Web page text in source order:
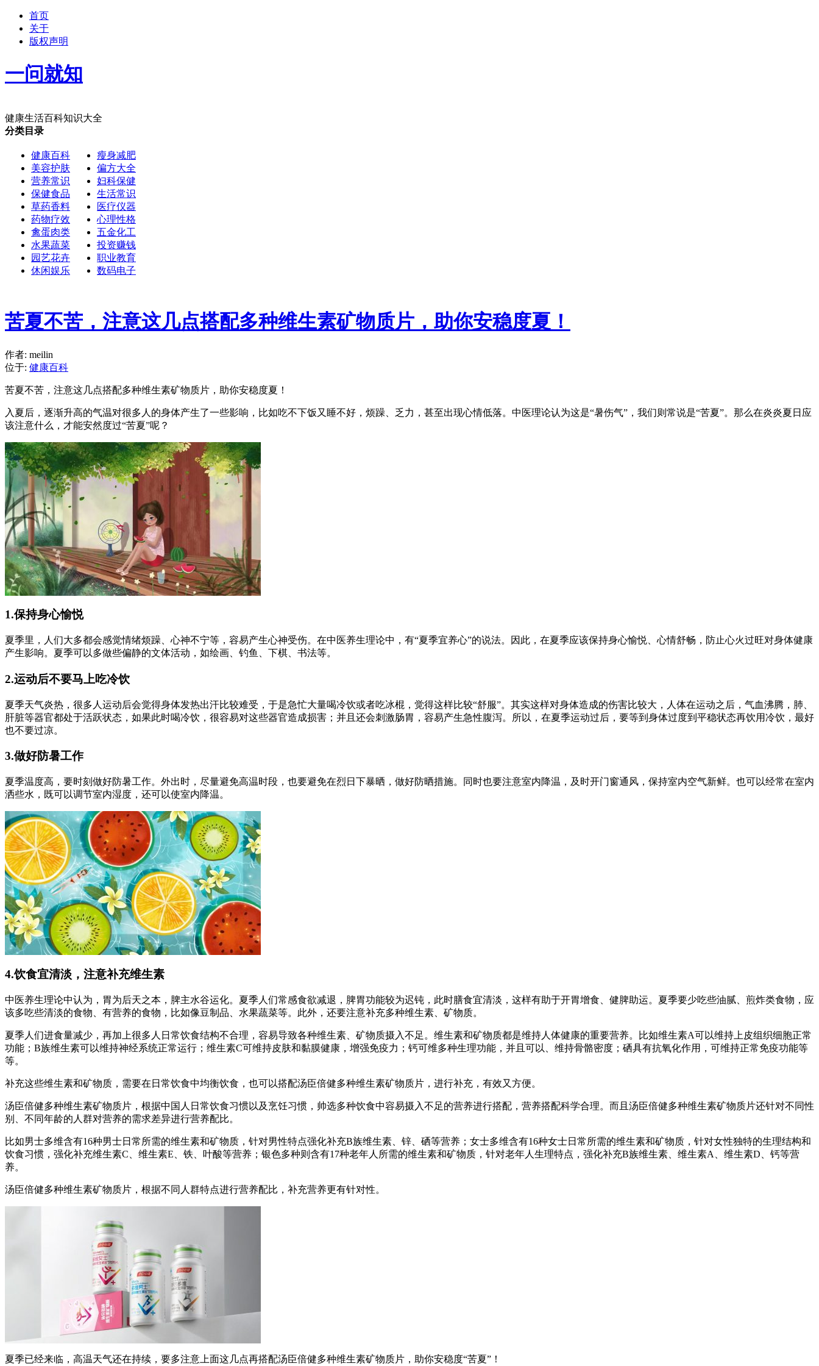
首页
关于
版权声明
一问就知
健康生活百科知识大全
分类目录
健康百科
美容护肤
营养常识
保健食品
草药香料
药物疗效
禽蛋肉类
水果蔬菜
园艺花卉
休闲娱乐
瘦身减肥
偏方大全
妇科保健
生活常识
医疗仪器
心理性格
五金化工
投资赚钱
职业教育
数码电子
苦夏不苦，注意这几点搭配多种维生素矿物质片，助你安稳度夏！
作者: meilin
位于: 健康百科
苦夏不苦，注意这几点搭配多种维生素矿物质片，助你安稳度夏！
入夏后，逐渐升高的气温对很多人的身体产生了一些影响，比如吃不下饭又睡不好，烦躁、乏力，甚至出现心情低落。中医理论认为这是“暑伤气”，我们则常说是“苦夏”。那么在炎炎夏日应
该注意什么，才能安然度过“苦夏”呢？
1.保持身心愉悦
夏季里，人们大多都会感觉情绪烦躁、心神不宁等，容易产生心神受伤。在中医养生理论中，有“夏季宜养心”的说法。因此，在夏季应该保持身心愉悦、心情舒畅，防止心火过旺对身体健康
产生影响。夏季可以多做些偏静的文体活动，如绘画、钓鱼、下棋、书法等。
2.运动后不要马上吃冷饮
夏季天气炎热，很多人运动后会觉得身体发热出汗比较难受，于是急忙大量喝冷饮或者吃冰棍，觉得这样比较“舒服”。其实这样对身体造成的伤害比较大，人体在运动之后，气血沸腾，肺、
肝脏等器官都处于活跃状态，如果此时喝冷饮，很容易对这些器官造成损害；并且还会刺激肠胃，容易产生急性腹泻。所以，在夏季运动过后，要等到身体过度到平稳状态再饮用冷饮，最好
也不要过凉。
3.做好防暑工作
夏季温度高，要时刻做好防暑工作。外出时，尽量避免高温时段，也要避免在烈日下暴晒，做好防晒措施。同时也要注意室内降温，及时开门窗通风，保持室内空气新鲜。也可以经常在室内
洒些水，既可以调节室内湿度，还可以使室内降温。
4.饮食宜清淡，注意补充维生素
中医养生理论中认为，胃为后天之本，脾主水谷运化。夏季人们常感食欲减退，脾胃功能较为迟钝，此时膳食宜清淡，这样有助于开胃增食、健脾助运。夏季要少吃些油腻、煎炸类食物，应
该多吃些清淡的食物、有营养的食物，比如像豆制品、水果蔬菜等。此外，还要注意补充多种维生素、矿物质。
夏季人们进食量减少，再加上很多人日常饮食结构不合理，容易导致各种维生素、矿物质摄入不足。维生素和矿物质都是维持人体健康的重要营养。比如维生素A可以维持上皮组织细胞正常
功能；B族维生素可以维持神经系统正常运行；维生素C可维持皮肤和黏膜健康，增强免疫力；钙可维多种生理功能，并且可以、维持骨骼密度；硒具有抗氧化作用，可维持正常免疫功能等
等。
补充这些维生素和矿物质，需要在日常饮食中均衡饮食，也可以搭配汤臣倍健多种维生素矿物质片，进行补充，有效又方便。
汤臣倍健多种维生素矿物质片，根据中国人日常饮食习惯以及烹饪习惯，帅选多种饮食中容易摄入不足的营养进行搭配，营养搭配科学合理。而且汤臣倍健多种维生素矿物质片还针对不同性
别、不同年龄的人群对营养的需求差异进行营养配比。
比如男士多维含有16种男士日常所需的维生素和矿物质，针对男性特点强化补充B族维生素、锌、硒等营养；女士多维含有16种女士日常所需的维生素和矿物质，针对女性独特的生理结构和
饮食习惯，强化补充维生素C、维生素E、铁、叶酸等营养；银色多种则含有17种老年人所需的维生素和矿物质，针对老年人生理特点，强化补充B族维生素、维生素A、维生素D、钙等营
养。
汤臣倍健多种维生素矿物质片，根据不同人群特点进行营养配比，补充营养更有针对性。
夏季已经来临，高温天气还在持续，要多注意上面这几点再搭配汤臣倍健多种维生素矿物质片，助你安稳度“苦夏”！